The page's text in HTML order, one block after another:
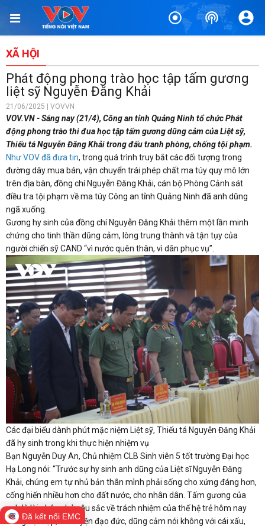
XÃ HỘI
Phát động phong trào học tập tấm gương
liệt sỹ Nguyễn Đăng Khải
21/06/2025 | VOVVN
VOV.VN - Sáng nay (21/4), Công an tỉnh Quảng Ninh tổ chức Phát
động phong trào thi đua học tập tấm gương dũng cảm của Liệt sỹ,
Thiếu tá Nguyễn Đăng Khải trong đấu tranh phòng, chống tội phạm.
Như VOV đã đưa tin, trong quá trình truy bắt các đối tượng trong
đường dây mua bán, vận chuyển trái phép chất ma túy quy mô lớn
trên địa bàn, đồng chí Nguyễn Đăng Khải, cán bộ Phòng Cảnh sát
điều tra tội phạm về ma túy Công an tỉnh Quảng Ninh đã anh dũng
ngã xuống.
Gương hy sinh của đồng chí Nguyễn Đăng Khải thêm một lần minh
chứng cho tinh thần dũng cảm, lòng trung thành và tận tụy của
người chiến sỹ CAND “vì nước quên thân, vì dân phục vụ”.
Các đại biểu dành phút mặc niệm Liệt sỹ, Thiếu tá Nguyễn Đăng Khải
đã hy sinh trong khi thực hiện nhiệm vụ
Bạn Nguyễn Duy An, Chủ nhiệm CLB Sinh viên 5 tốt trường Đại học
Hạ Long nói: “Trước sự hy sinh anh dũng của Liệt sĩ Nguyễn Đăng
Khải, chúng em tự nhủ bản thân mình phải sống cho xứng đáng hơn,
cống hiến nhiều hơn cho đất nước, cho nhân dân. Tấm gương của
anh là lời nhắc nhở sâu sắc về trách nhiệm của thế hệ trẻ hôm nay
trong học tập, rèn luyện đạo đức, dũng cảm nói không với cái xấu,
Đã kết nối EMC